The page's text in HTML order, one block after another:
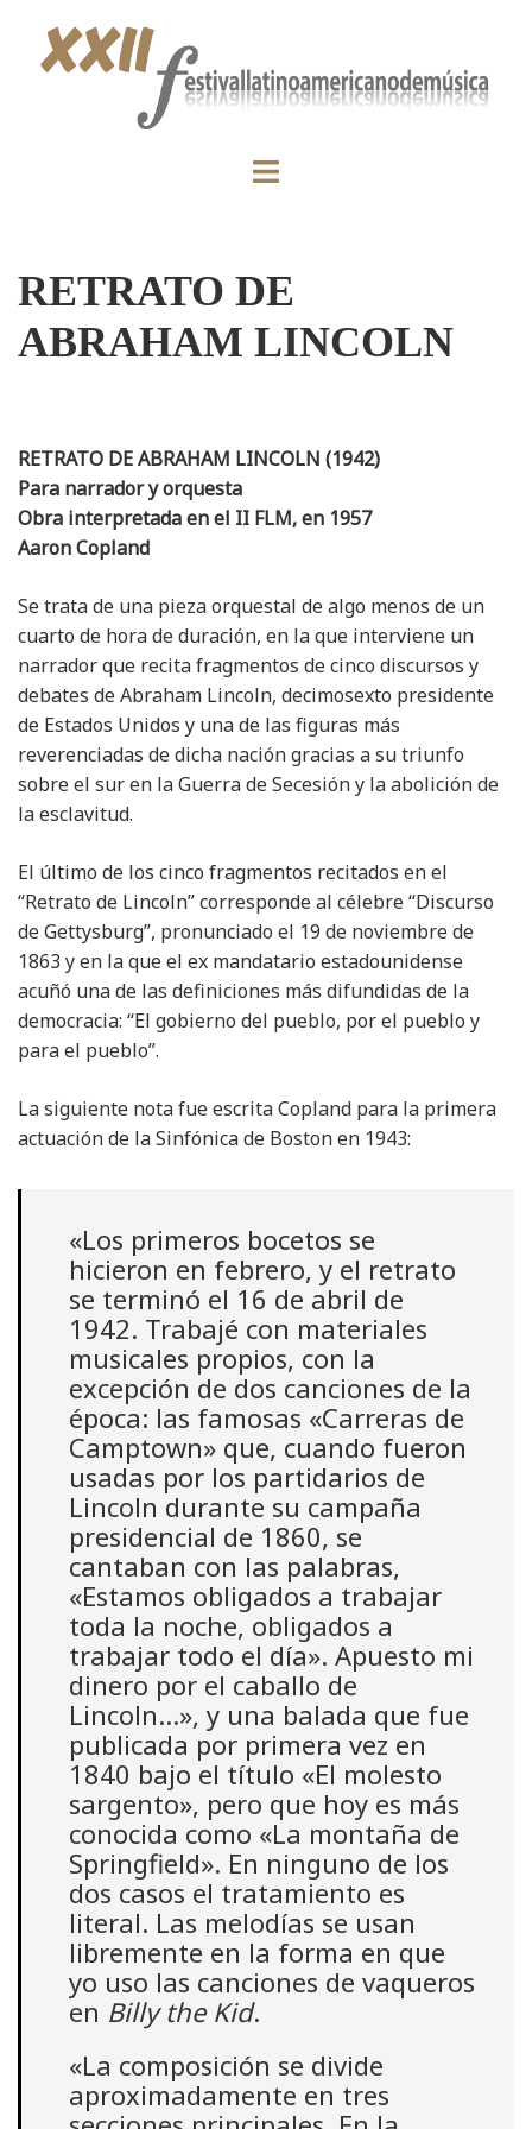
RETRATO DE
ABRAHAM LINCOLN
RETRATO DE ABRAHAM LINCOLN (1942)
Para narrador y orquesta
Obra interpretada en el II FLM, en 1957
Aaron Copland
Se trata de una pieza orquestal de algo menos de un
cuarto de hora de duración, en la que interviene un
narrador que recita fragmentos de cinco discursos y
debates de Abraham Lincoln, decimosexto presidente
de Estados Unidos y una de las figuras más
reverenciadas de dicha nación gracias a su triunfo
sobre el sur en la Guerra de Secesión y la abolición de
la esclavitud.
El último de los cinco fragmentos recitados en el
“Retrato de Lincoln” corresponde al célebre “Discurso
de Gettysburg”, pronunciado el 19 de noviembre de
1863 y en la que el ex mandatario estadounidense
acuñó una de las definiciones más difundidas de la
democracia: “El gobierno del pueblo, por el pueblo y
para el pueblo”.
La siguiente nota fue escrita Copland para la primera
actuación de la Sinfónica de Boston en 1943:
«Los primeros bocetos se
hicieron en febrero, y el retrato
se terminó el 16 de abril de
1942. Trabajé con materiales
musicales propios, con la
excepción de dos canciones de la
época: las famosas «Carreras de
Camptown» que, cuando fueron
usadas por los partidarios de
Lincoln durante su campaña
presidencial de 1860, se
cantaban con las palabras,
«Estamos obligados a trabajar
toda la noche, obligados a
trabajar todo el día». Apuesto mi
dinero por el caballo de
Lincoln…», y una balada que fue
publicada por primera vez en
1840 bajo el título «El molesto
sargento», pero que hoy es más
conocida como «La montaña de
Springfield». En ninguno de los
dos casos el tratamiento es
literal. Las melodías se usan
libremente en la forma en que
yo uso las canciones de vaqueros
en Billy the Kid.
«La composición se divide
aproximadamente en tres